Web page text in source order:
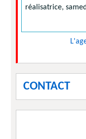
réalisatrice,
CONTACT